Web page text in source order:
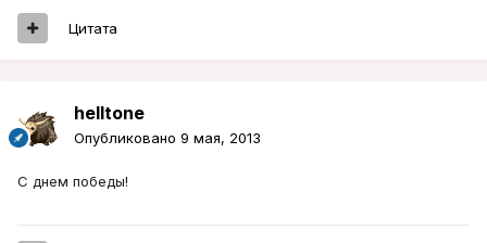
Цитата
helltone
Опубликовано 9 мая, 2013
С днем победы!